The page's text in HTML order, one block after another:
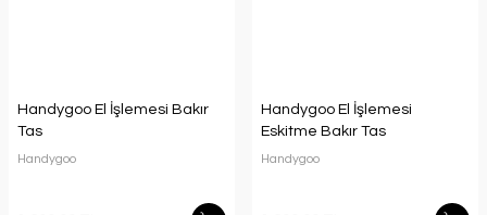
Handygoo El İşlemesi Bakır
Tas
Handygoo
Handygoo El İşlemesi
Eskitme Bakır Tas
Handygoo